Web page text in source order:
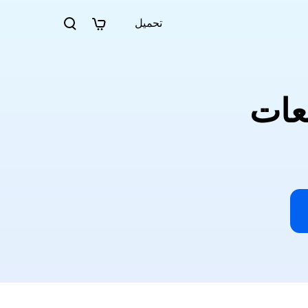
تحميل